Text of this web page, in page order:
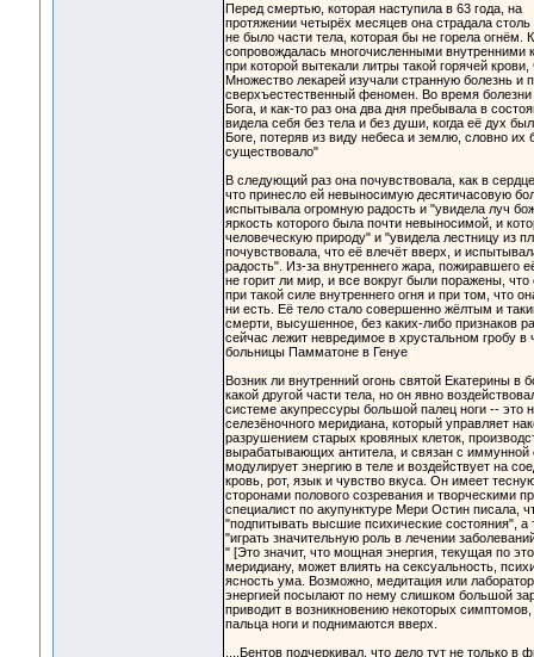
Перед смертью, которая наступила в 63 года, на
протяжении четырёх месяцев она страдала
не было части тела, которая бы не горела огнём.
сопровождалась многочисленными внутренними
при которой вытекали литры такой горячей крови,
Множество лекарей изучали странную болезнь и
сверхъестественный феномен. Во время болезни
Бога, и как-то раз она два дня пребывала в
видела себя без тела и без души, когда её дух
Боге, потеряв из виду небеса и землю, словно их
существовало"
В следующий раз она почувствовала, как в
что принесло ей невыносимую десятичасовую
испытывала огромную радость и "увидела луч
яркость которого была почти невыносимой, и
человеческую природу" и "увидела лестницу из
почувствовала, что её влечёт вверх, и
радость". Из-за внутреннего жара, пожиравшего
не горит ли мир, и все вокруг были поражены, что
при такой силе внутреннего огня и при том, что
ни есть. Её тело стало совершенно жёлтым и
смерти, высушенное, без каких-либо признаков
сейчас лежит невредимое в хрустальном гробу в
больницы Памматоне в Генуе
Возник ли внутренний огонь святой Екатерины в
какой другой части тела, но он явно
системе акупрессуры большой палец ноги -- это
селезёночного меридиана, который управляет
разрушением старых кровяных клеток,
вырабатывающих антитела, и связан с иммунной
модулирует энергию в теле и воздействует на
кровь, рот, язык и чувство вкуса. Он имеет
сторонами полового созревания и творческими
специалист по акупунктуре Мери Остин писала,
"подпитывать высшие психические состояния", а
"играть значительную роль в лечении
" [Это значит, что мощная энергия, текущая по
меридиану, может влиять на сексуальность,
ясность ума. Возможно, медитация или
энергией посылают по нему слишком большой
приводит в возникновению некоторых
пальца ноги и поднимаются вверх.
....Бентов подчеркивал, что дело тут не только